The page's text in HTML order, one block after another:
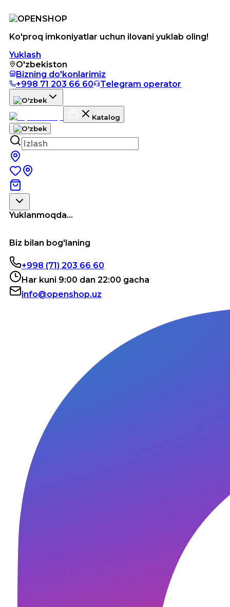
Ko'proq imkoniyatlar uchun ilovani yuklab oling!
Yuklash
O'zbekiston
Bizning do'konlarimiz
+998 71 203 66 60
Telegram operator
Katalog
Yuklanmoqda...
Biz bilan bog'laning
+998 (71) 203 66 60
Har kuni 9:00 dan 22:00 gacha
info@openshop.uz